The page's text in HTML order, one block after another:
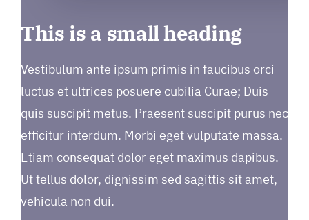
This is a small heading
Vestibulum ante ipsum primis in faucibus orci
luctus et ultrices posuere cubilia Curae; Duis
quis suscipit metus. Praesent suscipit purus nec
efficitur interdum. Morbi eget vulputate massa.
Etiam consequat dolor eget maximus dapibus.
Ut tellus dolor, dignissim sed sagittis sit amet,
vehicula non dui.